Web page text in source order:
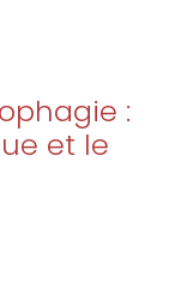
:
et le